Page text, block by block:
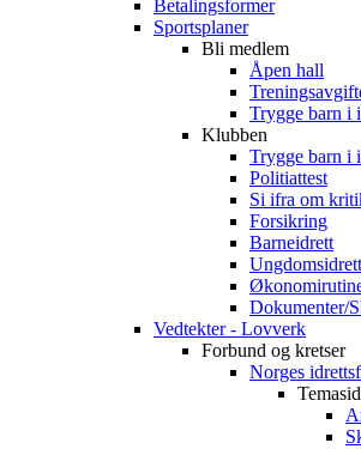
Betalingsformer
Sportsplaner
Bli medlem
Åpen hall
Trygge barn i
Klubben
Trygge barn i
Politiattest
Si ifra om
Forsikring
Barneidrett
Ungdomsidrett
Dokumenter/
Vedtekter - Lovverk
Forbund og kretser
Norges